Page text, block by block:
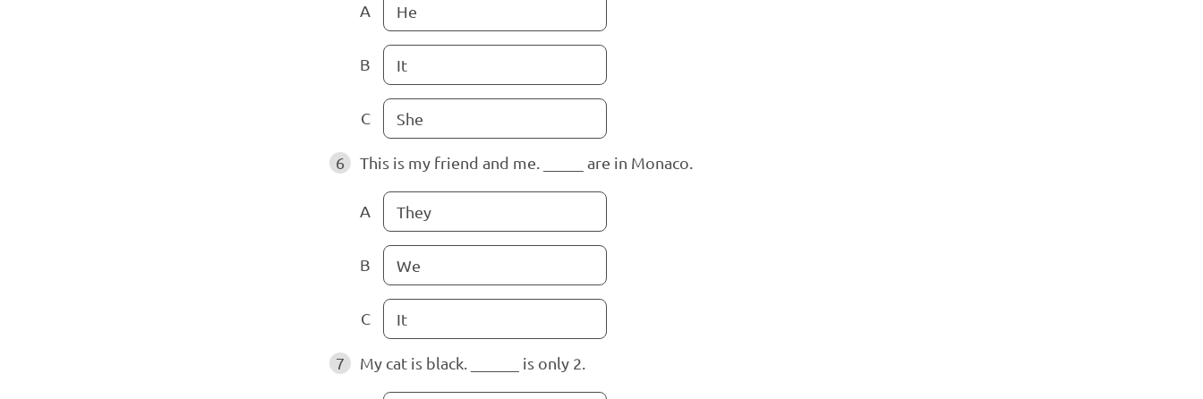
A He
B It
C She
6 This is my friend and me. _____ are in Monaco.
A They
B We
C It
7 My cat is black. ______ is only 2.